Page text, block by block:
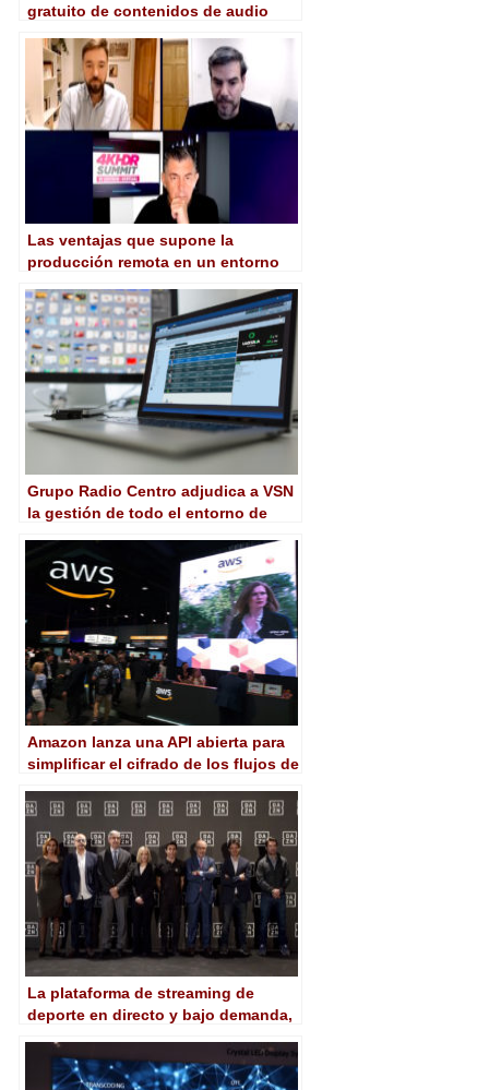
gratuito de contenidos de audio
Las ventajas que supone la
producción remota en un entorno
Grupo Radio Centro adjudica a VSN
la gestión de todo el entorno de
Octava
Amazon lanza una API abierta para
simplificar el cifrado de los flujos de
demanda
La plataforma de streaming de
deporte en directo y bajo demanda,